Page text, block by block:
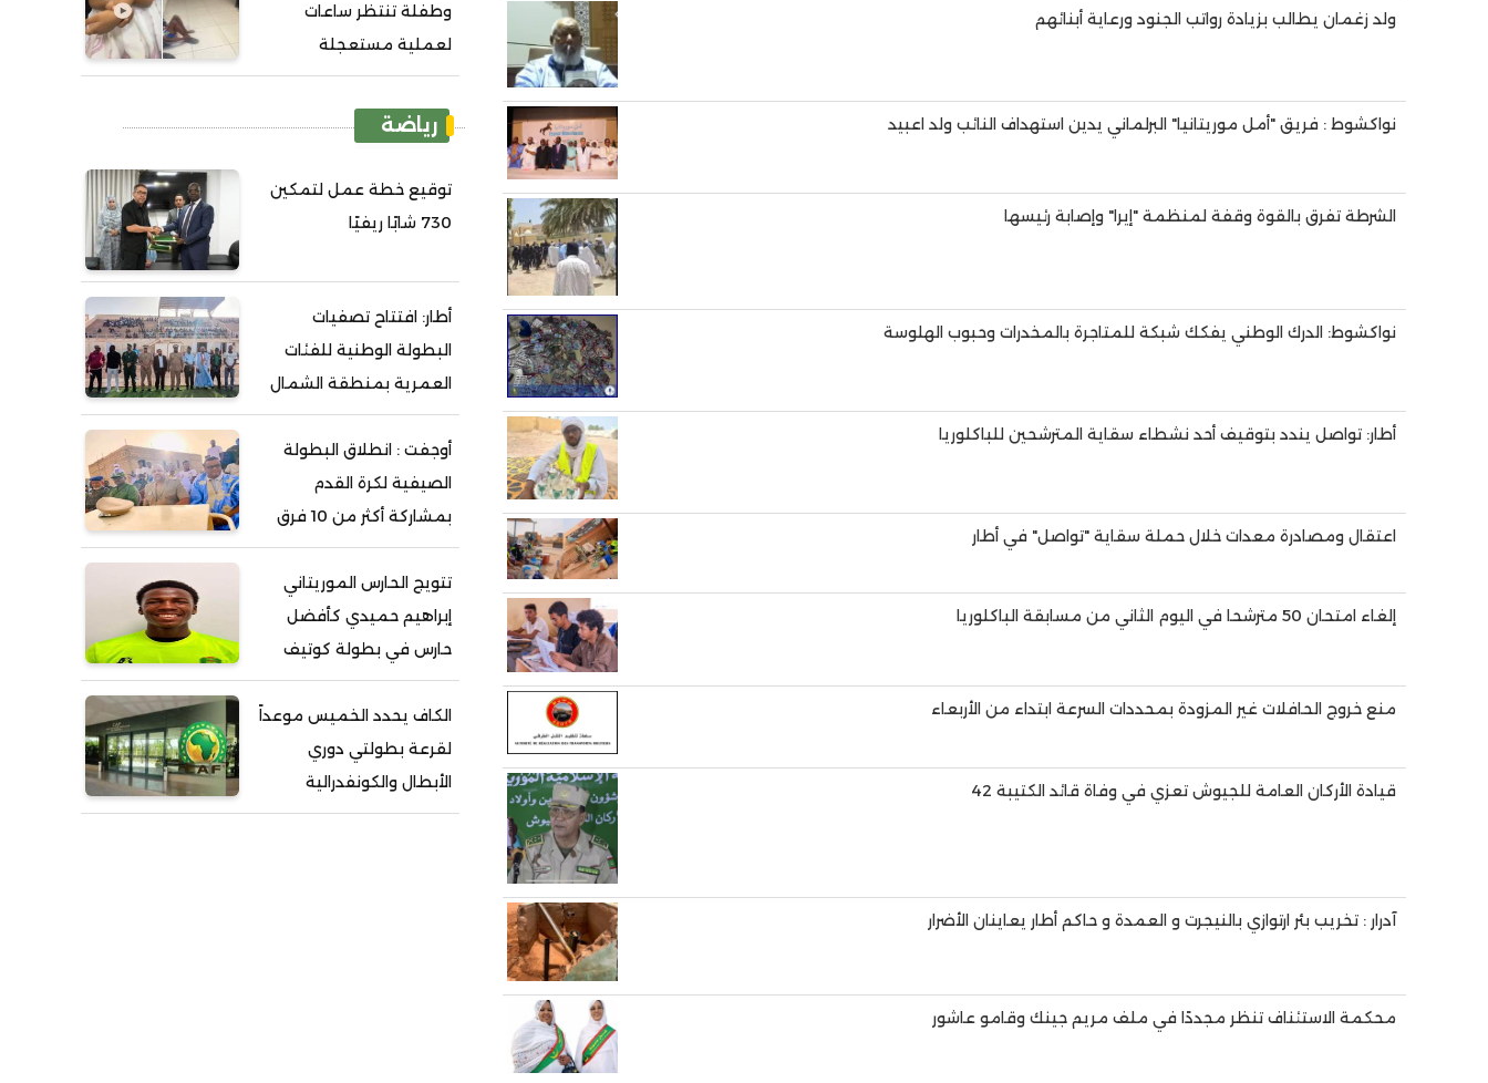
ولد زغمان يطالب بزيادة رواتب الجنود ورعاية أبنائهم
نواكشوط : فريق "أمل موريتانيا" البرلماني يدين استهداف النائب ولد اعبيد
الشرطة تفرق بالقوة وقفة لمنظمة "إيرا" وإصابة رئيسها
نواكشوط: الدرك الوطني يفكك شبكة للمتاجرة بالمخدرات وحبوب الهلوسة
أطار: تواصل يندد بتوقيف أحد نشطاء سقاية المترشحين للباكلوريا
اعتقال ومصادرة معدات خلال حملة سقاية "تواصل" في أطار
إلغاء امتحان 50 مترشحا في اليوم الثاني من مسابقة الباكلوريا
منع خروج الحافلات غير المزودة بمحددات السرعة ابتداء من الأربعاء
قيادة الأركان العامة للجيوش تعزي في وفاة قائد الكتيبة 42
آدرار : تخريب بئر ارتوازي بالنيجرت و العمدة و حاكم أطار يعاينان الأضرار
محكمة الاستئناف تنظر مجددًا في ملف مريم جينك وقامو عاشور
وطفلة تنتظر ساعات
لعملية مستعجلة
رياضة
توقيع خطة عمل لتمكين
730 شابًا ريفيًا
أطار: افتتاح تصفيات
البطولة الوطنية للفئات
العمرية بمنطقة الشمال
أوجفت : انطلاق البطولة
الصيفية لكرة القدم
بمشاركة أكثر من 10 فرق
تتويج الحارس الموريتاني
إبراهيم حميدي كأفضل
حارس في بطولة كوتيف
الكاف يحدد الخميس موعداً
لقرعة بطولتي دوري
الأبطال والكونفدرالية